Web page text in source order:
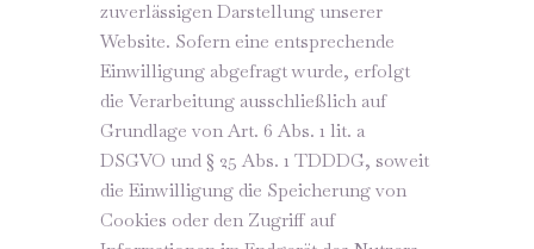
zuverlässigen Darstellung unserer
Website. Sofern eine entsprechende
Einwilligung abgefragt wurde, erfolgt
die Verarbeitung ausschließlich auf
Grundlage von Art. 6 Abs. 1 lit. a
DSGVO und § 25 Abs. 1 TDDDG, soweit
die Einwilligung die Speicherung von
Cookies oder den Zugriff auf